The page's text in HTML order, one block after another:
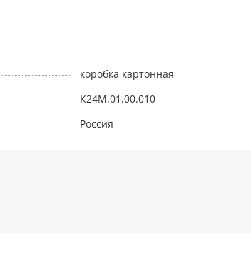
коробка картонная
К24М.01.00.010
Россия